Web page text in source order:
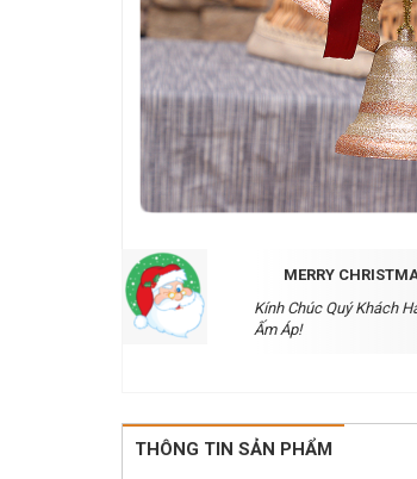
MERRY
Kính Chúc Quý Khách
Ấm Áp!
THÔNG TIN SẢN PHẨM